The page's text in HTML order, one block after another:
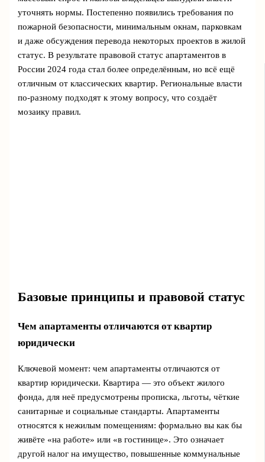
уточнять нормы. Постепенно появились требования по
пожарной безопасности, минимальным окнам, парковкам
и даже обсуждения перевода некоторых проектов в жилой
статус. В результате правовой статус апартаментов в
России 2024 года стал более определённым, но всё ещё
отличным от классических квартир. Региональные власти
по‑разному подходят к этому вопросу, что создаёт
мозаику правил.
Базовые принципы и правовой статус
Чем апартаменты отличаются от квартир
юридически
Ключевой момент: чем апартаменты отличаются от
квартир юридически. Квартира — это объект жилого
фонда, для неё предусмотрены прописка, льготы, чёткие
санитарные и социальные стандарты. Апартаменты
относятся к нежилым помещениям: формально вы как бы
живёте «на работе» или «в гостинице». Это означает
другой налог на имущество, повышенные коммунальные